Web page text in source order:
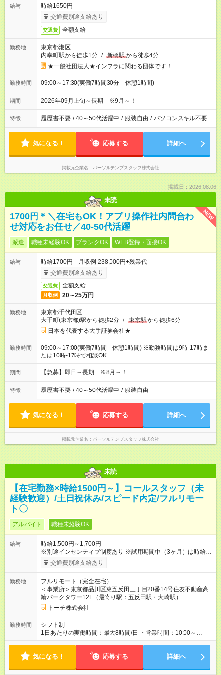
給与
時給1650円
交通費別途支給あり
交通費 全額支給
勤務地
東京都港区
内幸町駅から徒歩1分 / 新橋駅から徒歩4分
★一般社団法人★インフラに関わる団体です！
勤務時間 09:00～17:30(実働7時間30分 休憩1時間)
期間 2026年09月上旬～長期 ※9月～！
特徴 履歴書不要 / 40～50代活躍中 / 服装自由 / パソコンスキル不要
気になる！ 応募する 詳細へ
掲載元企業名 パーソルテンプスタッフ株式会社
掲載日：2026.08.06
未読
NEW
1700円＊＼在宅もOK！アプリ操作社内問合わ
せ対応をお任せ／40-50代活躍
派遣 職種未経験OK ブランクOK WEB登録・面接OK
給与
時給1700円 月収例 238,000円+残業代
交通費別途支給あり
交通費 全額支給
月収例 20～25万円
勤務地
東京都千代田区
大手町(東京都)駅から徒歩2分 / 東京駅から徒歩6分
日本を代表する大手証券会社★
勤務時間
09:00～17:00(実働7時間 休憩1時間) ※勤務時間は9時-17時ま
たは10時-17時で相談OK
期間 【急募】即日～長期 ※8月～！
特徴 履歴書不要 / 40～50代活躍中 / 服装自由
気になる！ 応募する 詳細へ
掲載元企業名 パーソルテンプスタッフ株式会社
未読
【在宅勤務×時給1500円～】コールスタッフ（未
経験歓迎）/土日祝休み/スピード内定/フルリモー
ト〇
アルバイト 職種未経験OK
給与
時給1,500円～1,700円
※別途インセンティブ制度あり ※試用期間中（3ヶ月）は時給
1,400円 【試用期間】試用期間あり 試用期間の長さ：3ヶ月
※ 雇用形態と給与に、本採用時と異なる部分があります。 雇用
初回3ヶ月契約、以降は6ヶ月毎に更新 ・試用期間：3ヶ月 ・契
約更新：あり（契約満了時の業務量、勤務態度、勤務成績によ
り判断）、更新上限なし
交通費別途支給あり
勤務地
フルリモート（完全在宅）
＜事業所＞東京都品川区東五反田三丁目20番14号住友不動産高
輪パークタワー12F（最寄り駅：五反田駅・大崎駅）
トーチ株式会社
勤務時間
シフト制
1日あたりの実働時間：最大8時間/日 ・営業時間：10:00～
19:00（平日のみ） ※9:00～の勤務も応相談 ・勤務日数：週3
気になる！ 応募する 詳細へ